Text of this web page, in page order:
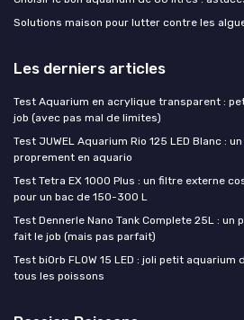
Solutions maison pour lutter contre les
Les derniers articles
Test Aquarium en acrylique transparent :
job (avec pas mal de limites)
Test JUWEL Aquarium Rio 125 LED Blanc :
proprement en aquario
Test Tetra EX 1000 Plus : un filtre externe
pour un bac de 150-300 L
Test Dennerle Nano Tank Complete 25L : un
fait le job (mais pas parfait)
Test biOrb FLOW 15 LED : joli petit aquarium
tous les poissons